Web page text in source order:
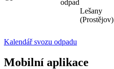
odpad
Lešany
(Prostějov)
Kalendář svozu odpadu
Mobilní aplikace